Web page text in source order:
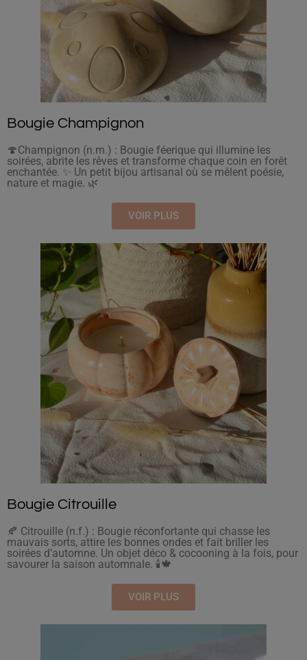
Bougie Champignon
🍄Champignon (n.m.) : Bougie féerique qui illumine les
soirées, abrite les rêves et transforme chaque coin en forêt
enchantée. ✨ Un petit bijou artisanal où se mêlent poésie,
nature et magie. 🌿
VOIR PLUS
Bougie Citrouille
🍂 Citrouille (n.f.) : Bougie réconfortante qui chasse les
mauvais sorts, attire les bonnes ondes et fait briller les
soirées d’automne. Un objet déco & cocooning à la fois, pour
savourer la saison automnale. 🕯️🍁
VOIR PLUS